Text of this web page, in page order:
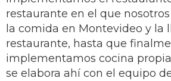
restaurante en el que
la comida en Montevideo y la
restaurante, hasta que
implementamos cocina
se elabora ahí con el equipo